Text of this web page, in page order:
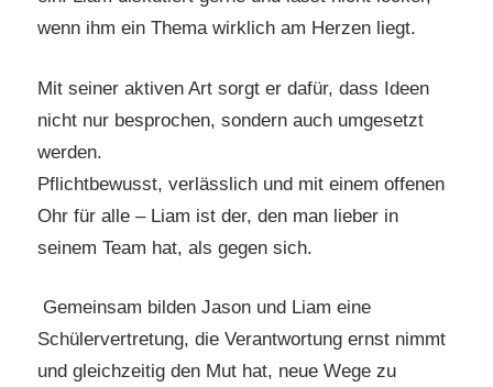
wenn ihm ein Thema wirklich am Herzen liegt.
Mit seiner aktiven Art sorgt er dafür, dass Ideen
nicht nur besprochen, sondern auch umgesetzt
werden.
Pflichtbewusst, verlässlich und mit einem offenen
Ohr für alle – Liam ist der, den man lieber in
seinem Team hat, als gegen sich.
Gemeinsam bilden Jason und Liam eine
Schülervertretung, die Verantwortung ernst nimmt
und gleichzeitig den Mut hat, neue Wege zu